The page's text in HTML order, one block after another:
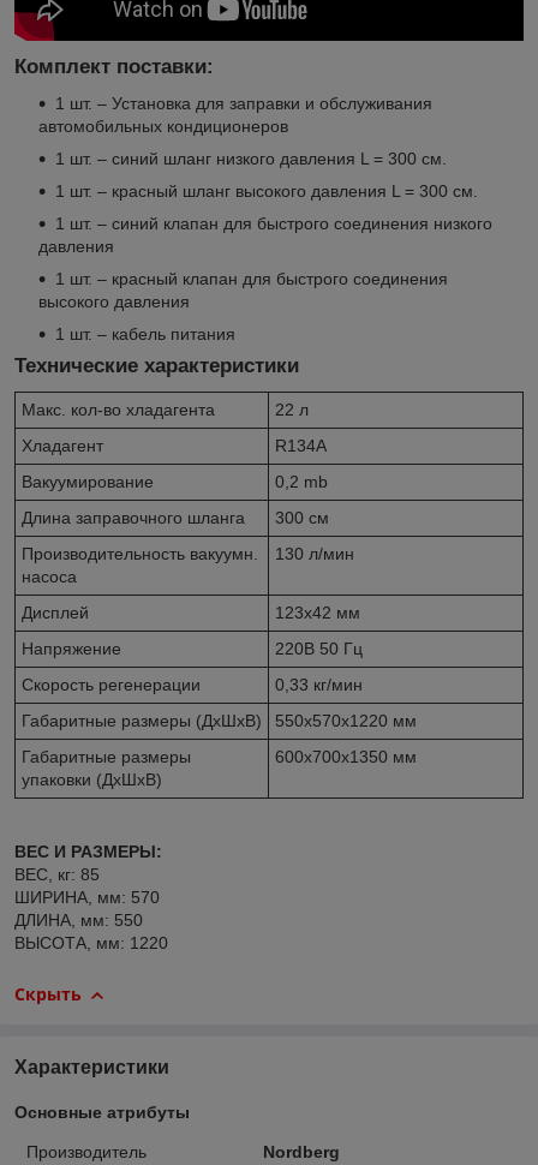
Комплект поставки:
1 шт. – Установка для заправки и обслуживания
автомобильных кондиционеров
1 шт. – синий шланг низкого давления L = 300 см.
1 шт. – красный шланг высокого давления L = 300 см.
1 шт. – синий клапан для быстрого соединения низкого
давления
1 шт. – красный клапан для быстрого соединения
высокого давления
1 шт. – кабель питания
Технические характеристики
Макс. кол-во хладагента
22 л
Хладагент
R134A
Вакуумирование
0,2 mb
Длина заправочного шланга
300 см
Производительность вакуумн.
насоса
130 л/мин
Дисплей
123х42 мм
Напряжение
220В 50 Гц
Скорость регенерации
0,33 кг/мин
Габаритные размеры (ДхШхВ)
550x570x1220 мм
Габаритные размеры
упаковки (ДхШхВ)
600x700x1350 мм
ВЕС И РАЗМЕРЫ:
ВЕС, кг: 85
ШИРИНА, мм: 570
ДЛИНА, мм: 550
ВЫСОТА, мм: 1220
Скрыть
Характеристики
Основные атрибуты
Производитель Nordberg